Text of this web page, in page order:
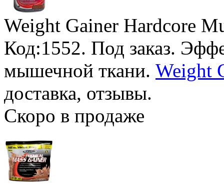
Weight Gainer Hardcore
Код:1552. Под заказ.
мышечной ткани. Weight
доставка, отзывы.
Скоро в продаже